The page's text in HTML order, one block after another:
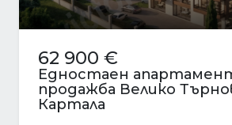
62 900 €
Едностаен
продажба Велико
Картала